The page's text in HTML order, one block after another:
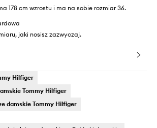
178 cm wzrostu i ma na sobie rozmiar 36.
jaki nosisz zazwyczaj.
Hilfiger
Tommy Hilfiger
damskie Tommy Hilfiger